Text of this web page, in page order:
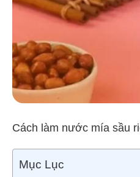
Cách làm nước mía sầu
Mục Lục